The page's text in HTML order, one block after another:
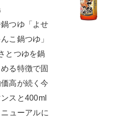
つゆ「よせ
こ鍋つゆ」
とつゆを鍋
る特徴で固
高が続く今
スと400ml
ューアルに